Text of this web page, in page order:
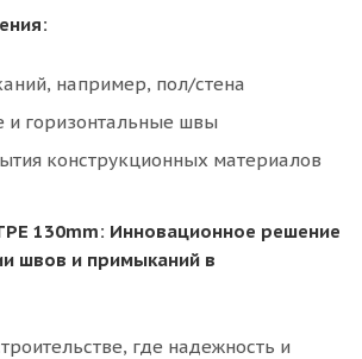
например, пол/стена
и горизонтальные швы
конструкционных материалов
130mm: Инновационное решение
швов и примыканий в
где надежность и